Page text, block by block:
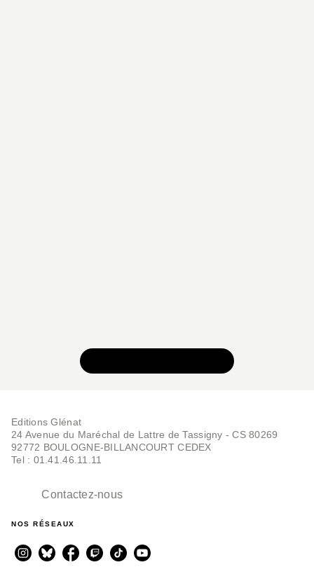
Editions Glénat
24 Avenue du Maréchal de Lattre de Tassigny - CS 80269
92772 BOULOGNE-BILLANCOURT CEDEX
Tel : 01.41.46.11.11
Contactez-nous
NOS RÉSEAUX